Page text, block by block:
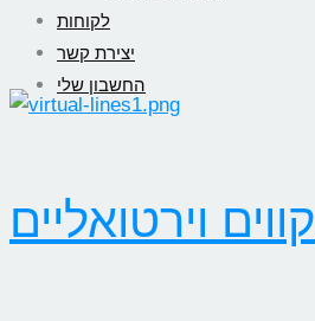
לקוחות
יצירת קשר
החשבון שלי
קווים וירטואליים